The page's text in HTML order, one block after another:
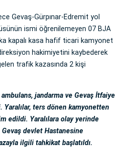
Gevaş-Gürpınar-Edremit yol
ismi öğrenilemeyen 07 BJA
kapalı kasa hafif ticari kamyonet
hakimiyetini kaybederek
trafik kazasında 2 kişi
jandarma ve Gevaş İtfaiye
ters dönen kamyonetten
edildi. Yaralılara olay yerinde
Gevaş devlet Hastanesine
ilgili tahkikat başlatıldı.